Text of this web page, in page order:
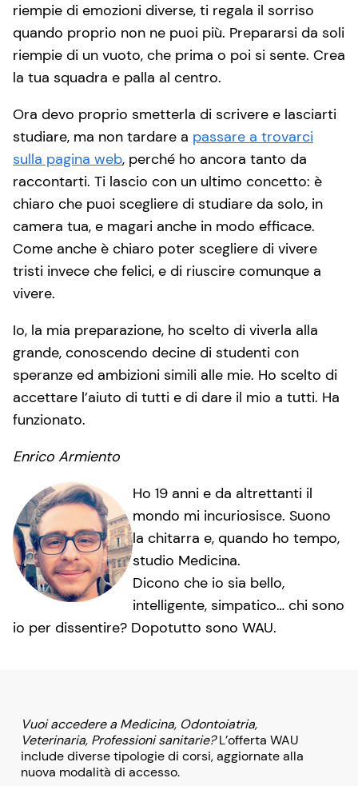
riempie di emozioni diverse, ti regala il sorriso
quando proprio non ne puoi più. Prepararsi da soli
riempie di un vuoto, che prima o poi si sente. Crea
la tua squadra e palla al centro.
Ora devo proprio smetterla di scrivere e lasciarti
studiare, ma non tardare a passare a trovarci
sulla pagina web, perché ho ancora tanto da
raccontarti. Ti lascio con un ultimo concetto: è
chiaro che puoi scegliere di studiare da solo, in
camera tua, e magari anche in modo efficace.
Come anche è chiaro poter scegliere di vivere
tristi invece che felici, e di riuscire comunque a
vivere.
Io, la mia preparazione, ho scelto di viverla alla
grande, conoscendo decine di studenti con
speranze ed ambizioni simili alle mie. Ho scelto di
accettare l’aiuto di tutti e di dare il mio a tutti. Ha
funzionato.
Enrico Armiento
Ho 19 anni e da altrettanti il
mondo mi incuriosisce. Suono
la chitarra e, quando ho tempo,
studio Medicina.
Dicono che io sia bello,
intelligente, simpatico… chi sono
io per dissentire? Dopotutto sono WAU.
Vuoi accedere a Medicina, Odontoiatria,
Veterinaria, Professioni sanitarie?L’offerta WAU
include diverse tipologie di corsi, aggiornate alla
nuova modalità di accesso.